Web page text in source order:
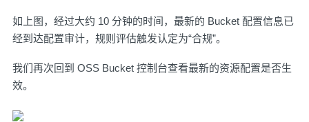
如上图，经过大约 10 分钟的时间，最新的 Bucket 配置信息已
经到达配置审计，规则评估触发认定为“合规”。
我们再次回到 OSS Bucket 控制台查看最新的资源配置是否生
效。